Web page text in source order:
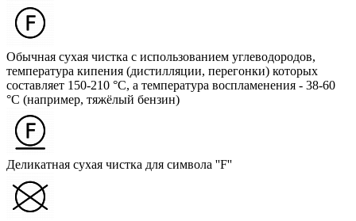
Обычная сухая чистка с использованием углеводородов,
температура кипения (дистилляции, перегонки) которых
составляет 150-210 °C, а температура воспламенения - 38-60
°C (например, тяжёлый бензин)
Деликатная сухая чистка для символа ''F''